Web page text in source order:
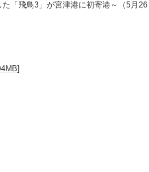
「飛鳥3」が宮津港に初寄港～（5月26